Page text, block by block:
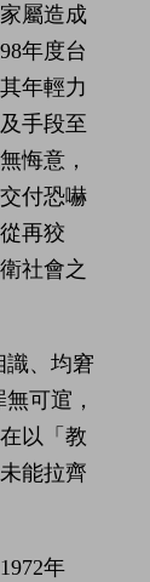
屬造成
年度台
年輕力
手段至
悔意，
付恐嚇
再狡
社會之
識、均窘
可逭，
以「教
能拉齊
年